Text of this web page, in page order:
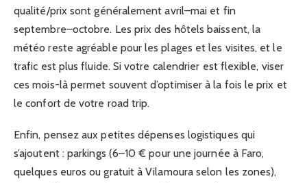
qualité/prix sont généralement avril–mai et fin
septembre–octobre. Les prix des hôtels baissent, la
météo reste agréable pour les plages et les visites, et le
trafic est plus fluide. Si votre calendrier est flexible, viser
ces mois-là permet souvent d’optimiser à la fois le prix et
le confort de votre road trip.
Enfin, pensez aux petites dépenses logistiques qui
s’ajoutent : parkings (6–10 € pour une journée à Faro,
quelques euros ou gratuit à Vilamoura selon les zones),